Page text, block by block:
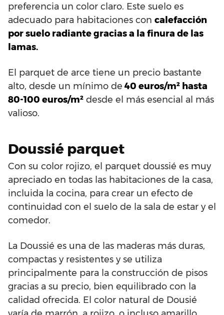
preferencia un color claro. Este suelo es
adecuado para habitaciones con calefacción
por suelo radiante gracias a la finura de las
lamas.
El parquet de arce tiene un precio bastante
alto, desde un mínimo de 40 euros/m² hasta
80-100 euros/m² desde el más esencial al más
valioso.
Doussié parquet
Con su color rojizo, el parquet doussié es muy
apreciado en todas las habitaciones de la casa,
incluida la cocina, para crear un efecto de
continuidad con el suelo de la sala de estar y el
comedor.
La Doussié es una de las maderas más duras,
compactas y resistentes y se utiliza
principalmente para la construcción de pisos
gracias a su precio, bien equilibrado con la
calidad ofrecida. El color natural de Dousié